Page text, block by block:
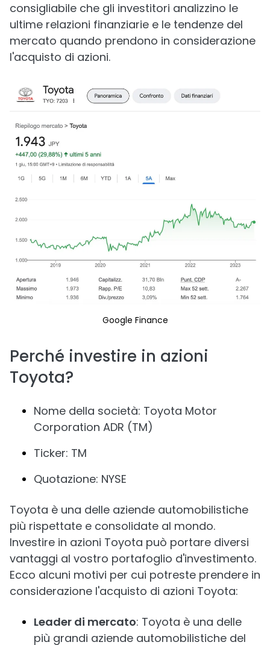
consigliabile che gli investitori analizzino le
ultime relazioni finanziarie e le tendenze del
mercato quando prendono in considerazione
l'acquisto di azioni.
Google Finance
Perché investire in azioni
Toyota?
Nome della società: Toyota Motor
Corporation ADR (TM)
Ticker: TM
Quotazione: NYSE
Toyota è una delle aziende automobilistiche
più rispettate e consolidate al mondo.
Investire in azioni Toyota può portare diversi
vantaggi al vostro portafoglio d'investimento.
Ecco alcuni motivi per cui potreste prendere in
considerazione l'acquisto di azioni Toyota:
Leader di mercato: Toyota è una delle
più grandi aziende automobilistiche del